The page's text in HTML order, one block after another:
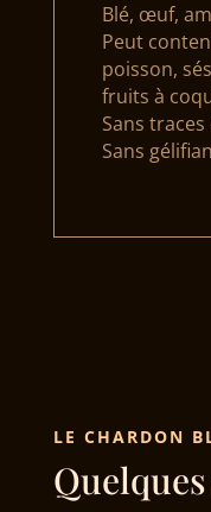
Blé, œuf,
Peut
poisson,
fruits à
Sans
Sans
LE CHARDON